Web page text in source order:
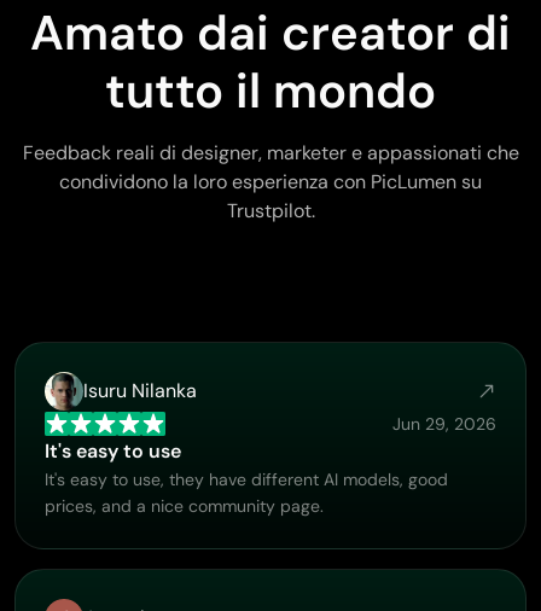
Amato dai creator di
tutto il mondo
Feedback reali di designer, marketer e appassionati che
condividono la loro esperienza con PicLumen su
Trustpilot.
Isuru Nilanka
Jun 29, 2026
It's easy to use
It's easy to use, they have different AI models, good
prices, and a nice community page.